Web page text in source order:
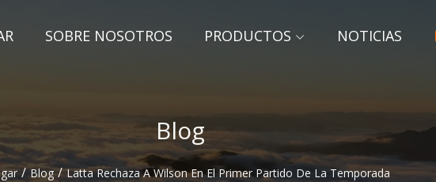
SOBRE NOSOTROS PRODUCTOS NOTICIAS
Blog
/ Blog / Latta Rechaza A Wilson En El Primer Partido De La Temporada